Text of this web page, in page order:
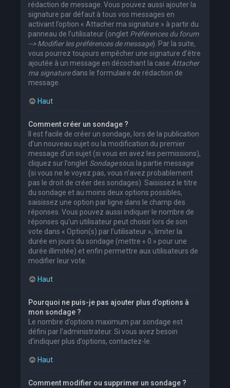
rédaction de message. Vous pouvez aussi ajouter la
signature par défaut à tous vos messages en
activant l’option « Attacher ma signature » à partir du
panneau de l’utilisateur (onglet Préférences du forum
--> Modifier les préférences de message). Par la suite,
vous pourrez toujours empêcher une signature d’être
ajoutée à un message en décochant la case Attacher
ma signaturedans le formulaire de rédaction de
message.
Haut
Comment créer un sondage ?
Il est facile de créer un sondage, lors de la publication
d’un nouveau sujet ou la modification du premier
message d’un sujet (si vous en avez les permissions),
cliquez sur l’onglet Sondagesous la partie message
(si vous ne le voyez pas, vous n’avez probablement
pas le droit de créer des sondages). Saisissez le titre
du sondage et au moins deux options possibles,
saisissez une option par ligne dans le champ des
réponses. Vous pouvez aussi indiquer le nombre de
réponses qu’un utilisateur peut choisir lors de son
vote dans « Option(s) par l’utilisateur », limiter la
durée en jours du sondage (mettre « 0 » pour une
durée illimitée) et enfin permettre aux utilisateurs de
modifier leur vote.
Haut
Pourquoi ne puis-je pas ajouter plus d’options à
mon sondage ?
Le nombre d’options maximum par sondage est
défini par l’administrateur. Si vous avez besoin
d’indiquer plus d’options, contactez-le.
Haut
Comment modifier ou supprimer un sondage ?